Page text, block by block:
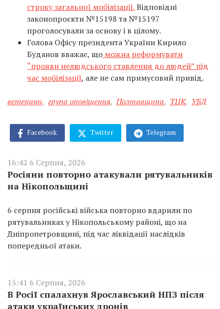
строку загальної мобілізації.Відповідні
законопроєкти №15198 та №15197
проголосували за основу і в цілому.
Голова Офісу президента України Кирило
Буданов вважає, що можна реформувати
“прояви нелюдського ставлення до людей” під
час мобілізації, але не сам примусовий привід.
ветерани, група оповіщення, Полтавщина, ТЦК, УБД
Facebook Twitter Telegram
16:42 6 Серпня, 2026
Росіяни повторно атакували рятувальників
на Нікопольщині
6 серпня російські війська повторно вдарили по
рятувальниках у Нікопольському районі, що на
Дніпропетровщині, під час ліквідації наслідків
попередньої атаки.
15:41 6 Серпня, 2026
В Росії спалахнув Ярославський НПЗ після
атаки українських дронів